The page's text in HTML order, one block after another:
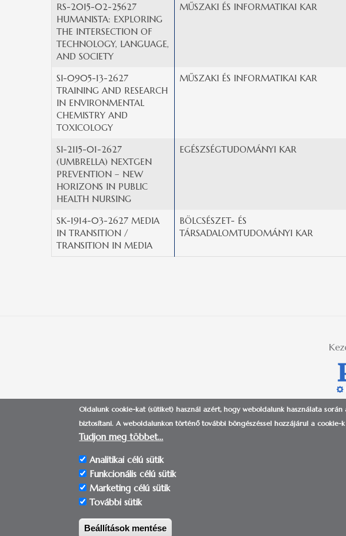
RS-2015-02-25627
HUMANISTA: EXPLORING
THE INTERSECTION OF
TECHNOLOGY, LANGUAGE,
AND SOCIETY
MŰSZAKI ÉS INFORMATIKAI KAR
SI-0905-13-2627
TRAINING AND RESEARCH
IN ENVIRONMENTAL
CHEMISTRY AND
TOXICOLOGY
MŰSZAKI ÉS INFORMATIKAI KAR
SI-2115-01-2627
(UMBRELLA) NEXTGEN
PREVENTION – NEW
HORIZONS IN PUBLIC
HEALTH NURSING
EGÉSZSÉGTUDOMÁNYI KAR
SK-1914-03-2627 MEDIA
IN TRANSITION /
TRANSITION IN MEDIA
BÖLCSÉSZET- ÉS
TÁRSADALOMTUDOMÁNYI KAR
NEMZETKÖZI IGAZGATÓSÁG | PÉCSI
© 2017-2018 | Pécsi
Oldalunk cookie-kat (sütiket) használ azért, hogy weboldalunk használata
biztosítani. A weboldalunkon történő további böngészéssel hozzájárul a cookie-
Tudjon meg többet…
Analitikai célú sütik
Funkcionális célú sütik
Marketing célú sütik
További sütik
Beállítások mentése